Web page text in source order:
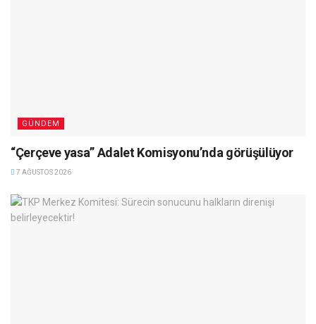
GÜNDEM
“Çerçeve yasa” Adalet Komisyonu’nda görüşülüyor
7 AĞUSTOS 2026